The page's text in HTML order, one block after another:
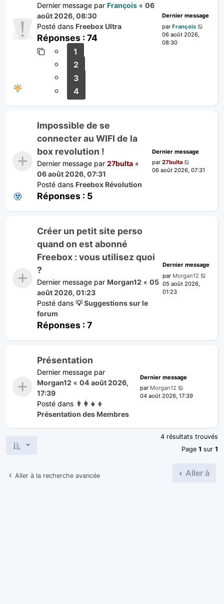
Dernier message par François « 06
août 2026, 08:30
Posté dans Freebox Ultra
Réponses : 74
1
2
3
4
Dernier message
par François
06 août 2026,
08:30
Impossible de se
connecter au WIFI de la
box revolution !
Dernier message par 27bulta «
06 août 2026, 07:31
Posté dans Freebox Révolution
Réponses : 5
Dernier message
par27bulta
06 août 2026, 07:31
Créer un petit site perso
quand on est abonné
Freebox : vous utilisez quoi
?
Dernier message par Morgan12 « 05
août 2026, 01:23
Posté dans 💡 Suggestions sur le
forum
Réponses : 7
Dernier message
par Morgan12
05 août 2026,
01:23
Présentation
Dernier message par
Morgan12 « 04 août 2026,
17:39
Posté dans 👨‍👩‍👧‍👦
Présentation des Membres
Dernier message
par Morgan12
04 août 2026, 17:39
4 résultats trouvés
Page 1 sur 1
Aller à la recherche avancée Aller à